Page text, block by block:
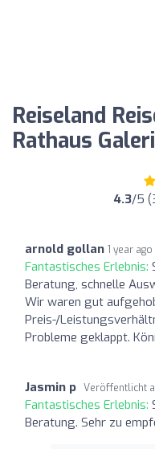
Reiseland
Rathaus
4.3/5
arnold gollan 1 year ago
Fantastisches Erlebnis:
Beratung, schnelle
Wir waren gut
Preis-/
Probleme geklappt.
Jasmin p Veröffentlicht
Fantastisches Erlebnis:
Beratung. Sehr zu